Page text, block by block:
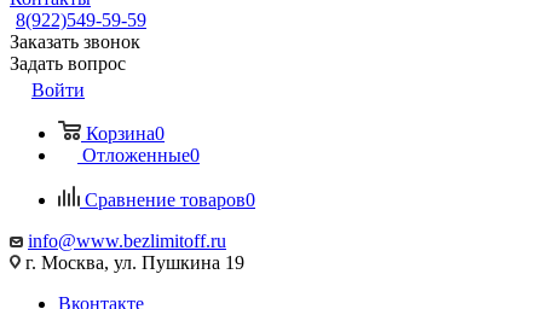
8(922)549-59-59
Заказать звонок
Задать вопрос
Войти
Корзина0
Отложенные0
Сравнение товаров0
info@www.bezlimitoff.ru
г. Москва, ул. Пушкина 19
Вконтакте